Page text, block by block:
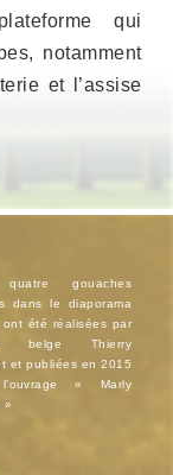
qui
notamment
et l’assise
gouaches
dans le diaporama
été réalisées par
belge Thierry
et publiées en 2015
« Marly
»